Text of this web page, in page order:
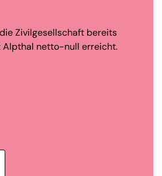
Zivilgesellschaft bereits
Alpthal netto-null erreicht.